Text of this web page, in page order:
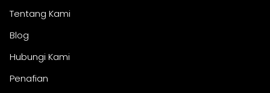
Tentang Kami
Blog
Hubungi Kami
Penafian